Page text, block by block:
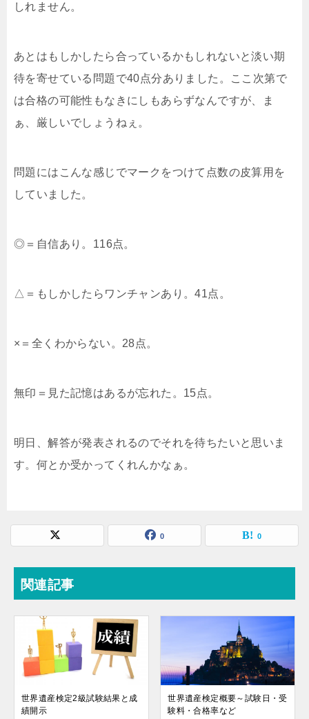
しれません。
あとはもしかしたら合っているかもしれないと淡い期
待を寄せている問題で40点分ありました。ここ次第で
は合格の可能性もなきにしもあらずなんですが、ま
ぁ、厳しいでしょうねぇ。
問題にはこんな感じでマークをつけて点数の皮算用を
していました。
◎＝自信あり。116点。
△＝もしかしたらワンチャンあり。41点。
×＝全くわからない。28点。
無印＝見た記憶はあるが忘れた。15点。
明日、解答が発表されるのでそれを待ちたいと思いま
す。何とか受かってくれんかなぁ。
0 0
関連記事
世界遺産検定2級試験結果と成
績開示
世界遺産検定概要～試験日・受
験料・合格率など